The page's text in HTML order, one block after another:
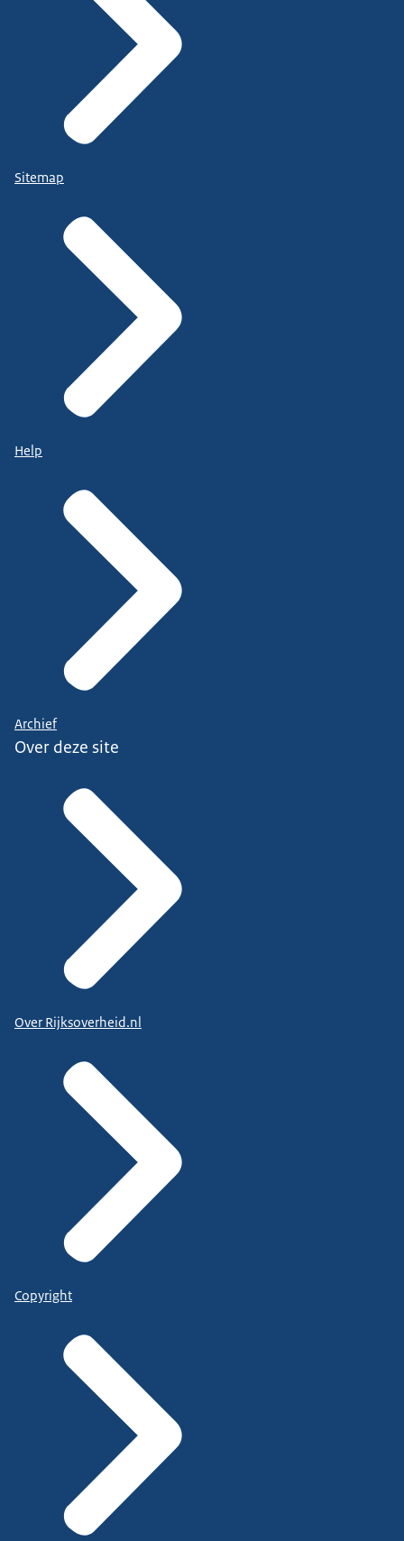
Sitemap
Help
Archief
Over deze site
Over Rijksoverheid.nl
Copyright